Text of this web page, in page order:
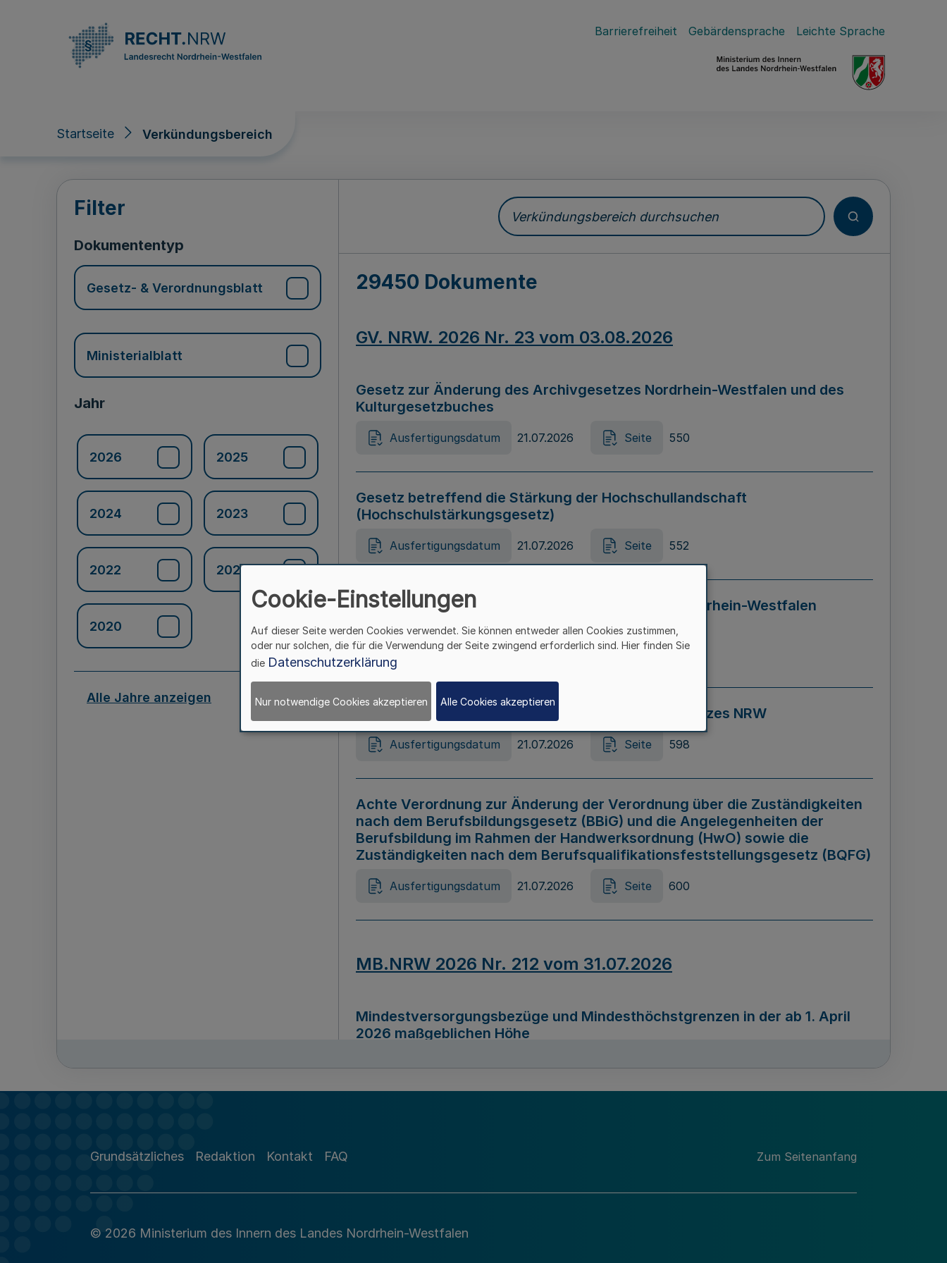
Barrierefreiheit Gebärdensprache Leichte Sprache
Startseite Verkündungsbereich
Verkündungsbereich
Filter
Dokumententyp
Gesetz- & Verordnungsblatt
Ministerialblatt
Jahr
2026 2025
2024 2023
2022 2021
2020
Alle Jahre anzeigen
Verkündungsbereich durchsuchen
29450 Dokumente
GV. NRW. 2026 Nr. 23 vom 03.08.2026
Gesetz zur Änderung des Archivgesetzes Nordrhein-Westfalen und des
Kulturgesetzbuches
Ausfertigungsdatum 21.07.2026 Seite 550
Gesetz betreffend die Stärkung der Hochschullandschaft
(Hochschulstärkungsgesetz)
Ausfertigungsdatum 21.07.2026 Seite 552
Gesetz zur Vermeidung von Diskriminierung in Nordrhein-Westfalen
(Landesantidiskriminierungsgesetz – LADG NRW)
Ausfertigungsdatum 21.07.2026 Seite 595
Gesetz zur Änderung des Online-Casinospiel Gesetzes NRW
Ausfertigungsdatum 21.07.2026 Seite 598
Achte Verordnung zur Änderung der Verordnung über die Zuständigkeiten
nach dem Berufsbildungsgesetz (BBiG) und die Angelegenheiten der
Berufsbildung im Rahmen der Handwerksordnung (HwO) sowie die
Zuständigkeiten nach dem Berufsqualifikationsfeststellungsgesetz (BQFG)
Ausfertigungsdatum 21.07.2026 Seite 600
MB.NRW 2026 Nr. 212 vom 31.07.2026
Mindestversorgungsbezüge und Mindesthöchstgrenzen in der ab 1. April
2026 maßgeblichen Höhe
Richtlinie zur Durchführung des Förderprogramms „Mittelstand Innovativ &
Grundsätzliches Redaktion Kontakt FAQ Zum Seitenanfang
© 2026 Ministerium des Innern des Landes Nordrhein-Westfalen
Cookie-Einstellungen
Auf dieser Seite werden Cookies verwendet. Sie können entweder allen Cookies zustimmen,
oder nur solchen, die für die Verwendung der Seite zwingend erforderlich sind. Hier finden Sie
die Datenschutzerklärung
Nur notwendige Cookies akzeptieren Alle Cookies akzeptieren